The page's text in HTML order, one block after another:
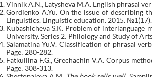
Vinnik A.N., Latysheva M.A. English phrasal
Gordienko A.Yu. On the issue of describing
Linguistics. Linguistic education. 2015. №1(17).
Kubashicheva S.K. Problem of interlanguage
University. Series 2: Philology and Study of
Salamatina Yu.V. Classification of phrasal
Page: 280-282.
Fatkullina F.G., Grechachin V.A. Corpus
Page: 308-313.